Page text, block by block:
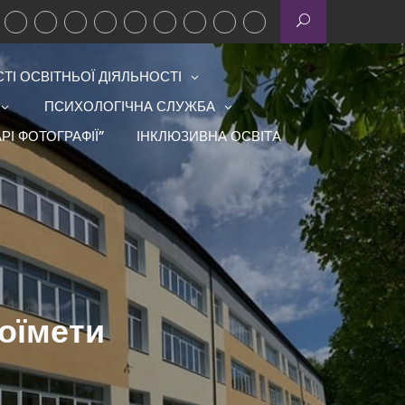
ОСВІТНЬОЇ ДІЯЛЬНОСТІ
ПСИХОЛОГІЧНА СЛУЖБА
ФОТОГРАФІЇ”
ІНКЛЮЗИВНА ОСВІТА